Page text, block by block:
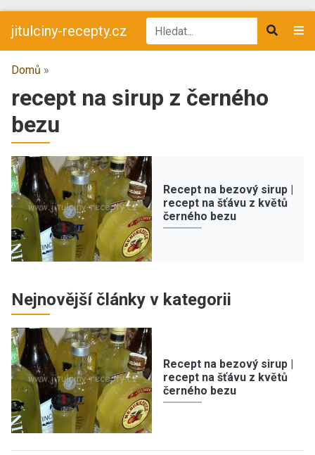
jitulciny-recepty.cz
Domů »
recept na sirup z černého
bezu
Recept na bezový sirup |
recept na šťávu z květů
černého bezu
Nejnovější články v kategorii
Recept na bezový sirup |
recept na šťávu z květů
černého bezu